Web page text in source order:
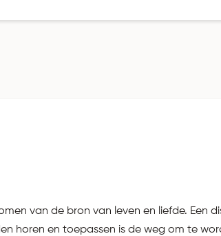
van de bron van leven en liefde. Een
horen en toepassen is de weg om te